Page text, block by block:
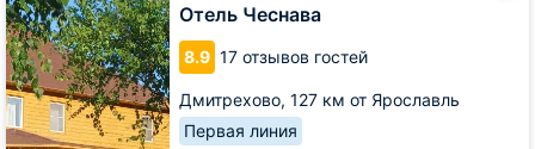
Отель Чеснава
8.9 17 отзывов гостей
Дмитрехово, 127 км от Ярославль
Первая линия